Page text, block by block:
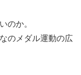
のか。
のメダル運動の広